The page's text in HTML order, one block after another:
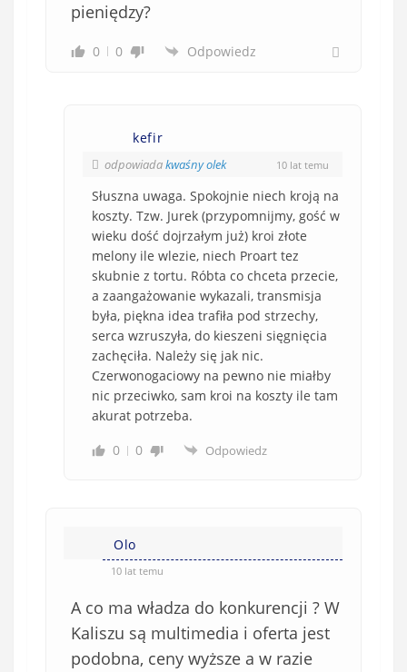
pieniędzy?
0 0 Odpowiedz
kefir
odpowiadakwaśny olek 10 lat temu
Słuszna uwaga. Spokojnie niech kroją na
koszty. Tzw. Jurek (przypomnijmy, gość w
wieku dość dojrzałym już) kroi złote
melony ile wlezie, niech Proart tez
skubnie z tortu. Róbta co chceta przecie,
a zaangażowanie wykazali, transmisja
była, piękna idea trafiła pod strzechy,
serca wzruszyła, do kieszeni sięgnięcia
zachęciła. Należy się jak nic.
Czerwonogaciowy na pewno nie miałby
nic przeciwko, sam kroi na koszty ile tam
akurat potrzeba.
0
0 Odpowiedz
Olo
10 lat temu
A co ma władza do konkurencji ? W
Kaliszu są multimedia i oferta jest
podobna, ceny wyższe a w razie